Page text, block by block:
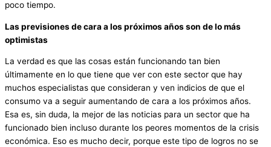
poco tiempo.
Las previsiones de cara a los próximos años son de lo más
optimistas
La verdad es que las cosas están funcionando tan bien
últimamente en lo que tiene que ver con este sector que hay
muchos especialistas que consideran y ven indicios de que el
consumo va a seguir aumentando de cara a los próximos años.
Esa es, sin duda, la mejor de las noticias para un sector que ha
funcionado bien incluso durante los peores momentos de la crisis
económica. Eso es mucho decir, porque este tipo de logros no se